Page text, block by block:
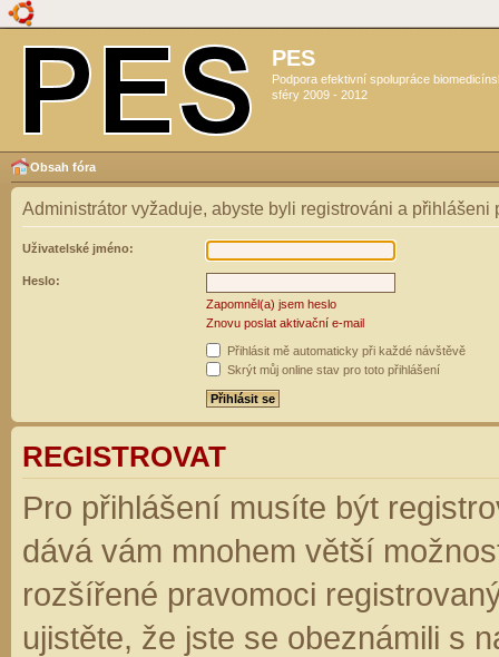
PES
Podpora efektivní spolupráce
sféry 2009 - 2012
Obsah fóra
Administrátor vyžaduje, abyste byli registrováni a přihlášeni
Uživatelské jméno:
Heslo:
Zapomněl(a) jsem heslo
Znovu poslat aktivační e-mail
Přihlásit mě automaticky při každé návštěvě
Skrýt můj online stav pro toto přihlášení
REGISTROVAT
Pro přihlášení musíte být
dává vám mnohem větší
rozšířené pravomoci
ujistěte, že jste se obeznámili s